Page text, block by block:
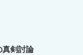
真剣討論